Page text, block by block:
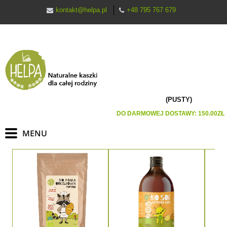
kontakt@helpa.pl +48 795 767 679
(PUSTY)
DO DARMOWEJ DOSTAWY: 150.00ZŁ